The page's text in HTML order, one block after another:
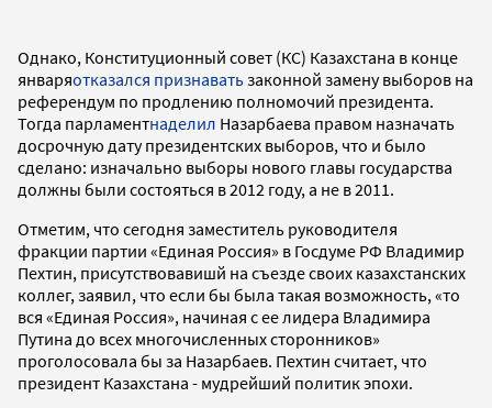
Однако, Конституционный совет (КС) Казахстана в конце
январяотказался признаватьзаконной замену выборов на
референдум по продлению полномочий президента.
Тогда парламентнаделил Назарбаева правом назначать
досрочную дату президентских выборов, что и было
сделано: изначально выборы нового главы государства
должны были состояться в 2012 году, а не в 2011.
Отметим, что сегодня заместитель руководителя
фракции партии «Единая Россия» в Госдуме РФ Владимир
Пехтин, присутствовавишй на съезде своих казахстанских
коллег, заявил, что если бы была такая возможность, «то
вся «Единая Россия», начиная с ее лидера Владимира
Путина до всех многочисленных сторонников»
проголосовала бы за Назарбаев. Пехтин считает, что
президент Казахстана - мудрейший политик эпохи.